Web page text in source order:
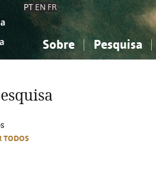
PT EN FR
Sobre Pesquisa
Ciências sociais...
Ciências sociais...
TODOS